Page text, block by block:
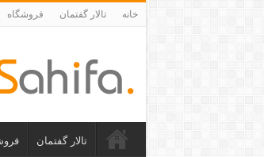
خانه تالار گفتمان فروشگاه
تالار گفتمان